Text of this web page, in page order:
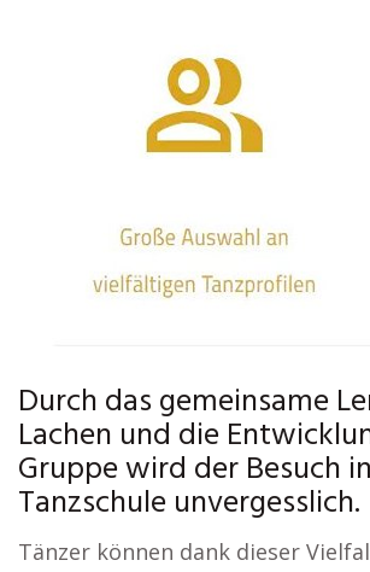
Durch das gemeinsame
Lachen und die
Gruppe wird der Besuch
Tanzschule unvergesslich.
Tänzer können dank dieser